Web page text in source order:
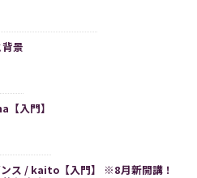
景
【入門】
ス / kaito【入門】 ※8月新開講！